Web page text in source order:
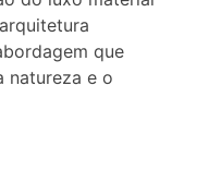
que
natureza e o